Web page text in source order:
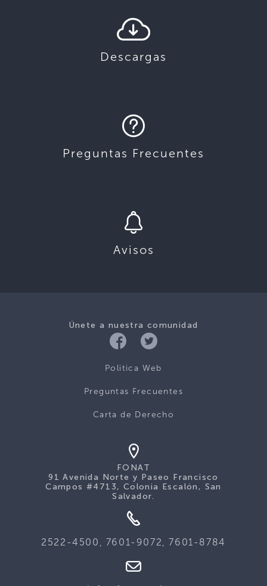
Descargas
Preguntas Frecuentes
Avisos
Únete a nuestra comunidad
Politica Web
Preguntas Frecuentes
Carta de Derecho
FONAT
91 Avenida Norte y Paseo Francisco
Campos #4713, Colonia Escalón, San
Salvador.
2522-4500, 7601-9072, 7601-8784